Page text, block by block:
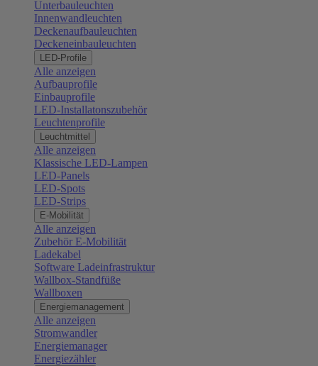
Unterbauleuchten
Innenwandleuchten
Deckenaufbauleuchten
Deckeneinbauleuchten
LED-Profile
Alle anzeigen
Aufbauprofile
Einbauprofile
LED-Installatonszubehör
Leuchtenprofile
Leuchtmittel
Alle anzeigen
Klassische LED-Lampen
LED-Panels
LED-Spots
LED-Strips
E-Mobilität
Alle anzeigen
Zubehör E-Mobilität
Ladekabel
Software Ladeinfrastruktur
Wallbox-Standfüße
Wallboxen
Energiemanagement
Alle anzeigen
Stromwandler
Energiemanager
Energiezähler